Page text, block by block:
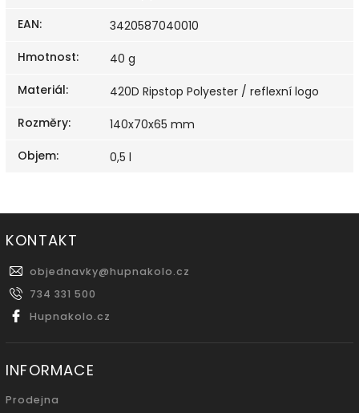
EAN:
3420587040010
Hmotnost:
40 g
Materiál:
420D Ripstop Polyester / reflexní logo
Rozměry:
140x70x65 mm
Objem: 0,5 l
KONTAKT
objednavky@hupnakolo.cz
734 331 500
Hupnakolo.cz
INFORMACE
Prodejna